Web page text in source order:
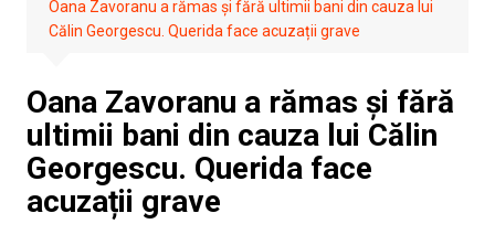
Oana Zavoranu a rămas și fără ultimii bani din cauza lui
Călin Georgescu. Querida face acuzații grave
Oana Zavoranu a rămas și fără
ultimii bani din cauza lui Călin
Georgescu. Querida face
acuzații grave